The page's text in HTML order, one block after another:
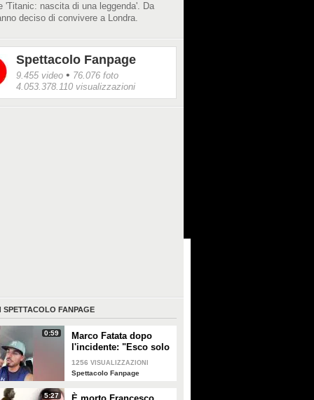
'Titanic: nascita di una leggenda'. Da
deciso di convivere a Londra.
Spettacolo Fanpage
9.455 video • 76.076 foto
4.053.378.110 visualizzazioni
SPETTACOLO FANPAGE
0:59
Marco Fatata dopo
l'incidente: "Esco solo
di sera, i primi tempi
non riuscivo a
1256 VISUALIZZAZIONI
Spettacolo Fanpage
5:27